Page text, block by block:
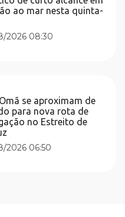
ao mar nesta quinta-
2026 08:30
se aproximam de
para nova rota de
no Estreito de
2026 06:50